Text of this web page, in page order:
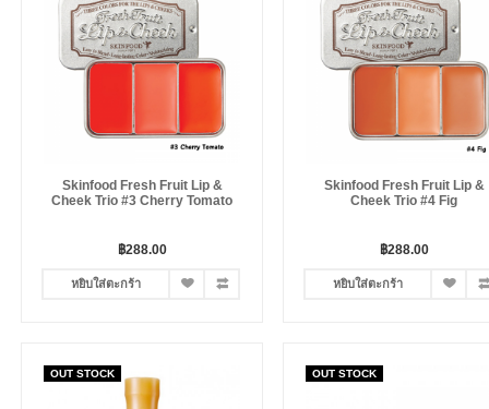
Skinfood Fresh Fruit Lip &
Cheek Trio #3 Cherry Tomato
฿288.00
หยิบใส่ตะกร้า
Skinfood Fresh Fruit Lip &
Cheek Trio #4 Fig
฿288.00
หยิบใส่ตะกร้า
OUT STOCK OUT STOCK